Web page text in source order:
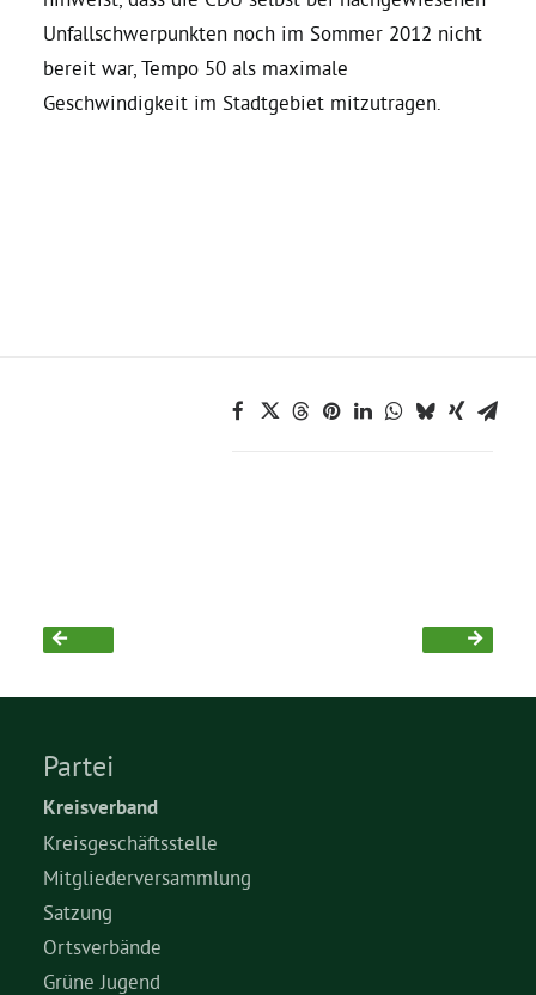
Grüne Jugend
Unfallschwerpunkten noch im Sommer 2012 nicht
bereit war, Tempo 50 als maximale
Geschwindigkeit im Stadtgebiet mitzutragen.
Partei
Kreisverband
Kreisgeschäftsstelle
Mitgliederversammlung
Satzung
Ortsverbände
Grüne Jugend